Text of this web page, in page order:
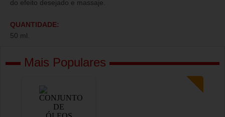
do efeito desejado e massaje.
QUANTIDADE:
50 ml.
Mais Populares